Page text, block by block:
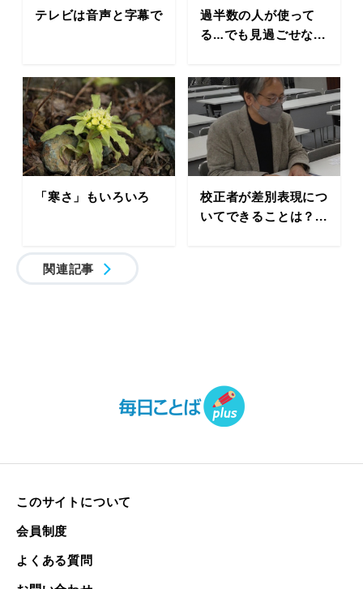
テレビは音声と字幕で
過半数の人が使って
る…でも見過ごせな...
「寒さ」もいろいろ
校正者が差別表現につ
いてできることは？...
関連記事
このサイトについて
会員制度
よくある質問